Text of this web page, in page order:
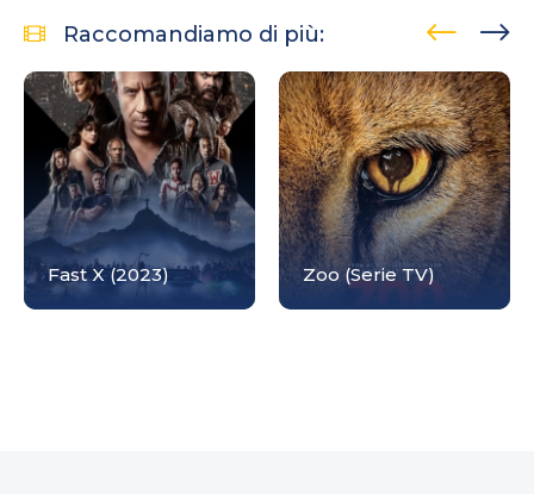
Raccomandiamo di più:
Fast X (2023) Zoo (Serie TV)